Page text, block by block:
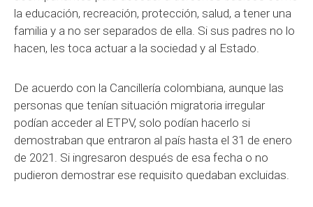
la educación, recreación, protección, salud, a tener una
familia y a no ser separados de ella. Si sus padres no lo
hacen, les toca actuar a la sociedad y al Estado.
De acuerdo con la Cancillería colombiana, aunque las
personas que tenían situación migratoria irregular
podían acceder al ETPV, solo podían hacerlo si
demostraban que entraron al país hasta el 31 de enero
de 2021. Si ingresaron después de esa fecha o no
pudieron demostrar ese requisito quedaban excluidas.